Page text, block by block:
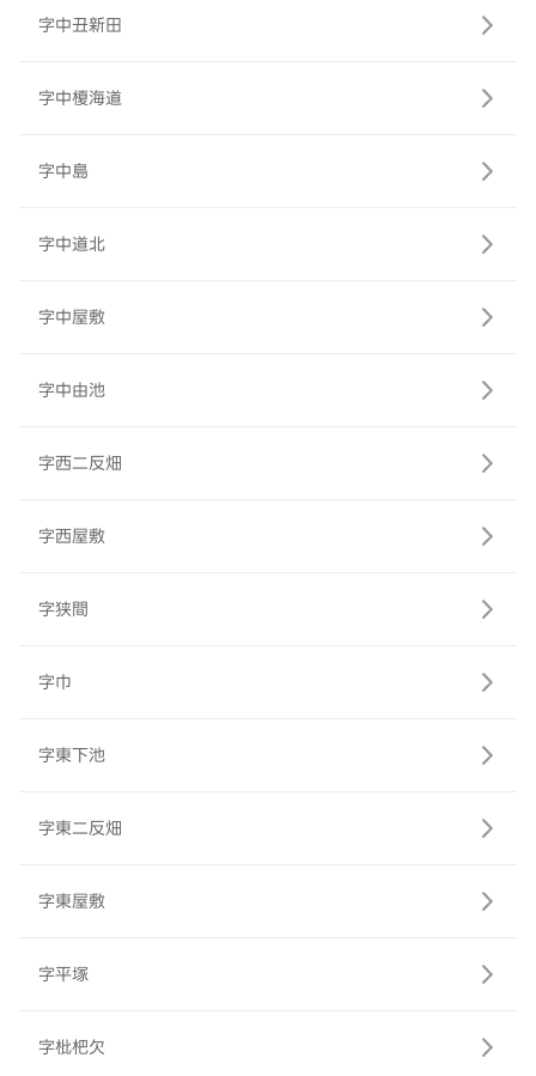
字中丑新田
字中榎海道
字中島
字中道北
字中屋敷
字中由池
字西二反畑
字西屋敷
字狭間
字巾
字東下池
字東二反畑
字東屋敷
字平塚
字枇杷欠